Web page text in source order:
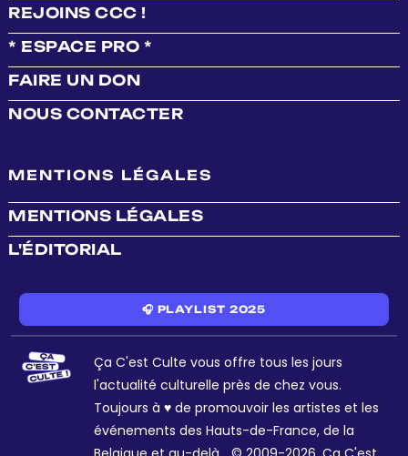
REJOINS CCC !
* ESPACE PRO *
FAIRE UN DON
NOUS CONTACTER
MENTIONS LÉGALES
MENTIONS LÉGALES
L'ÉDITORIAL
🎧 PLAYLIST 2025
Ça C'est Culte vous offre tous les jours
l'actualité culturelle près de chez vous.
Toujours à ♥ de promouvoir les artistes et les
événements des Hauts-de-France, de la